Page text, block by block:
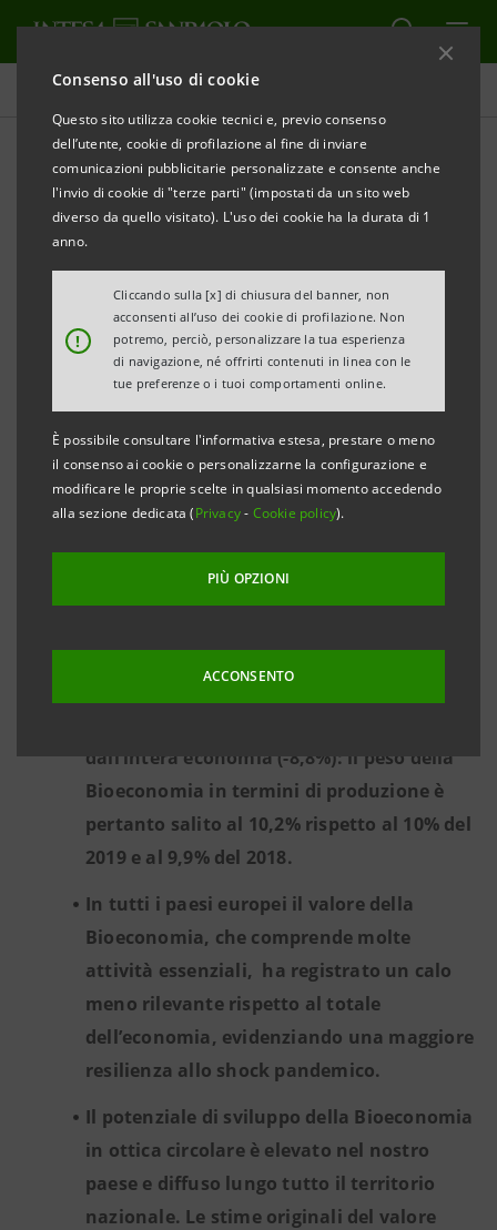
Consenso all'uso di cookie
Questo sito utilizza cookie tecnici e, previo consenso
dell’utente, cookie di profilazione al fine di inviare
comunicazioni pubblicitarie personalizzate e consente anche
l'invio di cookie di "terze parti" (impostati da un sito web
diverso da quello visitato). L'uso dei cookie ha la durata di 1
anno.
!
Cliccando sulla [x] di chiusura del banner, non
acconsenti all’uso dei cookie di profilazione. Non
potremo, perciò, personalizzare la tua esperienza
di navigazione, né offrirti contenuti in linea con le
tue preferenze o i tuoi comportamenti online.
È possibile consultare l'informativa estesa, prestare o meno
il consenso ai cookie o personalizzarne la configurazione e
modificare le proprie scelte in qualsiasi momento accedendo
alla sezione dedicata (Privacy- Cookie policy).
PIÙ OPZIONI
ACCONSENTO
Comunicati stampa
STAMPA AGGIORNA
Intesa Sanpaolo: presentato assieme ad
Assobiotec e il Cluster Spring
Giugno 2021
Nel 2020 la Bioeconomia in Italia, intesa
come sistema che utilizza le risorse
biologiche, inclusi gli scarti, come input per
la produzione di beni ed energia, ha
generato un output pari a 317 miliardi di
euro, occupando poco meno di due milioni
Dopo aver chiuso il 2019 con un
Bioeconomia ha perso nel complesso il
dall’intera economia (-8,8%): il peso della
Bioeconomia in termini di produzione è
pertanto salito al 10,2% rispetto al 10% del
2019 e al 9,9% del 2018.
In tutti i paesi europei il valore della
Bioeconomia, che comprende molte
attività essenziali, ha registrato un calo
meno rilevante rispetto al totale
dell’economia, evidenziando una maggiore
resilienza allo shock pandemico.
Il potenziale di sviluppo della Bioeconomia
in ottica circolare è elevato nel nostro
paese e diffuso lungo tutto il territorio
nazionale. Le stime originali del valore